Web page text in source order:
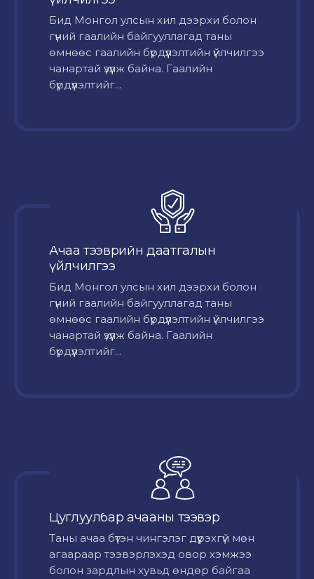
Бид Монгол улсын хил дээрхи болон
гүний гаалийн байгууллагад таны
өмнөөс гаалийн бүрдүүлэлтийн үйлчилгээ
чанартай үзүүлж байна. Гаалийн
бүрдүүлэлтийг...
Ачаа тээврийн даатгалын
үйлчилгээ
Бид Монгол улсын хил дээрхи болон
гүний гаалийн байгууллагад таны
өмнөөс гаалийн бүрдүүлэлтийн үйлчилгээ
чанартай үзүүлж байна. Гаалийн
бүрдүүлэлтийг...
Цуглуулбар ачааны тээвэр
Таны ачаа бүтэн чингэлэг дүүрэхгүй мөн
агаараар тээвэрлэхэд овор хэмжээ
болон зардлын хувьд өндөр байгаа